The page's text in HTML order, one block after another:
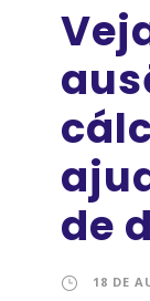
de
18 DE